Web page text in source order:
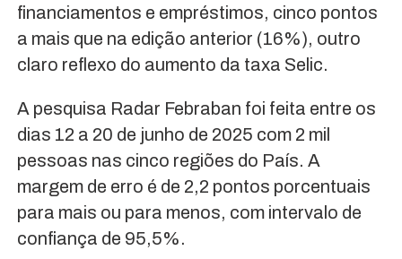
financiamentos e empréstimos, cinco pontos
a mais que na edição anterior (16%), outro
claro reflexo do aumento da taxa Selic.
A pesquisa Radar Febraban foi feita entre os
dias 12 a 20 de junho de 2025 com 2 mil
pessoas nas cinco regiões do País. A
margem de erro é de 2,2 pontos porcentuais
para mais ou para menos, com intervalo de
confiança de 95,5%.